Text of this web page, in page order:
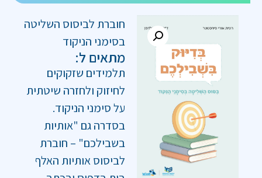
חוברת לביסוס השליטה
בסימני הניקוד
מתאים ל:
תלמידים שזקוקים
לחיזוק ולחזרה שיטתית
על סימני הניקוד.
בסדרה גם "אותיות
בשבילכם" – חוברת
לביסוס אותיות האלף